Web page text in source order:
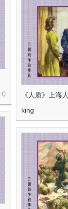
0
《人质》上海
king